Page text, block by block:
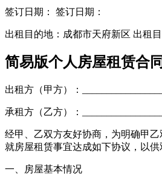
签订日期： 签订日期：
出租目的地：成都市天府新区 出租
简易版个人房屋租赁合
出租方（甲方）：
承租方（乙方）：
经甲、乙双方友好协商，为明确甲乙
就房屋租赁事宜达成如下协议，以供
一、房屋基本情况